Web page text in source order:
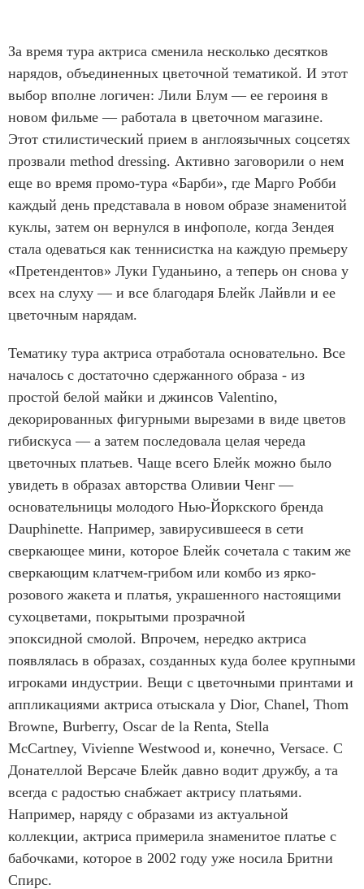
За время тура актриса сменила несколько десятков
нарядов, объединенных цветочной тематикой. И этот
выбор вполне логичен: Лили Блум — ее героиня в
новом фильме — работала в цветочном магазине.
Этот стилистический прием в англоязычных соцсетях
прозвали method dressing. Активно заговорили о нем
еще во время промо-тура «Барби», где Марго Робби
каждый день представала в новом образе знаменитой
куклы, затем он вернулся в инфополе, когда Зендея
стала одеваться как теннисистка на каждую премьеру
«Претендентов» Луки Гуданьино, а теперь он снова у
всех на слуху — и все благодаря Блейк Лайвли и ее
цветочным нарядам.
Тематику тура актриса отработала основательно. Все
началось с достаточно сдержанного образа - из
простой белой майки и джинсов Valentino,
декорированных фигурными вырезами в виде цветов
гибискуса — а затем последовала целая череда
цветочных платьев. Чаще всего Блейк можно было
увидеть в образах авторства Оливии Ченг —
основательницы молодого Нью-Йоркского бренда
Dauphinette. Например, завирусившееся в сети
сверкающее мини, которое Блейк сочетала с таким же
сверкающим клатчем-грибом или комбо из ярко-
розового жакета и платья, украшенного настоящими
сухоцветами, покрытыми прозрачной
эпоксидной смолой. Впрочем, нередко актриса
появлялась в образах, созданных куда более крупными
игроками индустрии. Вещи с цветочными принтами и
аппликациями актриса отыскала у Dior, Chanel, Thom
Browne, Burberry, Oscar de la Renta, Stella
McCartney, Vivienne Westwood и, конечно, Versace. С
Донателлой Версаче Блейк давно водит дружбу, а та
всегда с радостью снабжает актрису платьями.
Например, наряду с образами из актуальной
коллекции, актриса примерила знаменитое платье с
бабочками, которое в 2002 году уже носила Бритни
Спирс.